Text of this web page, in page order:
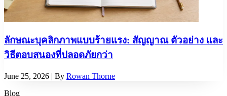
ลักษณะบุคลิกภาพแบบร้ายแรง: สัญญาณ ตัวอย่าง และ
วิธีตอบสนองที่ปลอดภัยกว่า
June 25, 2026 | By Rowan Thorne
Blog